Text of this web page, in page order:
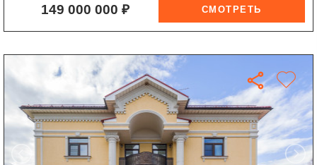
149 000 000 ₽